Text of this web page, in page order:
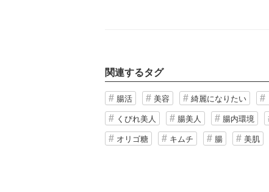
関連するタグ
腸活 美容 綺麗になりたい
くびれ美人 腸美人 腸内環境
オリゴ糖 キムチ 腸 美肌